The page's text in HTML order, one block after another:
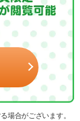
場合がございます。